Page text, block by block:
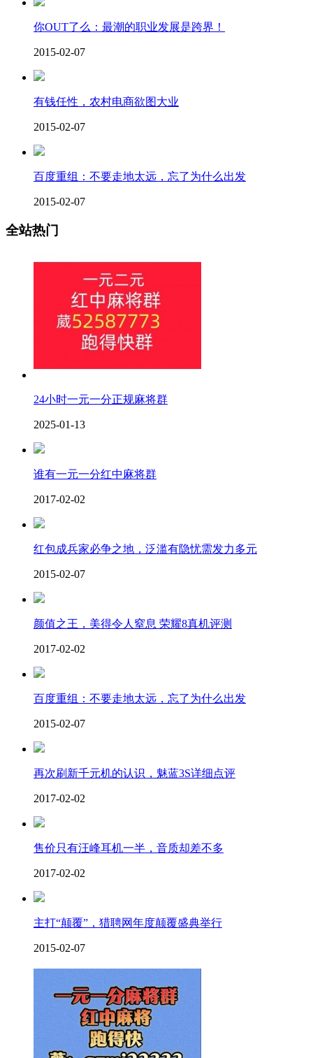
你OUT了么：最潮的职业发展是跨界！
2015-02-07
有钱任性，农村电商欲图大业
2015-02-07
百度重组：不要走地太远，忘了为什么出发
2015-02-07
全站热门
24小时一元一分正规麻将群
2025-01-13
谁有一元一分红中麻将群
2017-02-02
红包成兵家必争之地，泛滥有隐忧需发力多元
2015-02-07
颜值之王，美得令人窒息 荣耀8真机评测
2017-02-02
百度重组：不要走地太远，忘了为什么出发
2015-02-07
再次刷新千元机的认识，魅蓝3S详细点评
2017-02-02
售价只有汪峰耳机一半，音质却差不多
2017-02-02
主打“颠覆”，猎聘网年度颠覆盛典举行
2015-02-07